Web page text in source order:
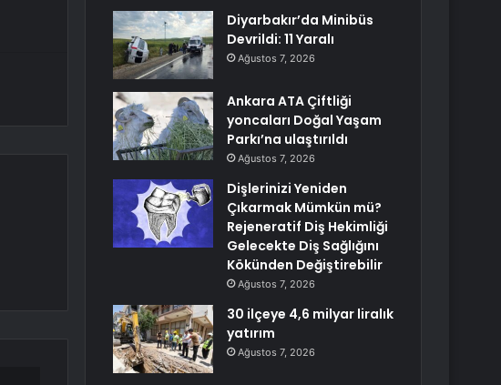
Diyarbakır’da Minibüs
Devrildi: 11 Yaralı
Ağustos 7, 2026
Ankara ATA Çiftliği
yoncaları Doğal Yaşam
Parkı’na ulaştırıldı
Ağustos 7, 2026
Dişlerinizi Yeniden
Çıkarmak Mümkün mü?
Rejeneratif Diş Hekimliği
Gelecekte Diş Sağlığını
Kökünden Değiştirebilir
Ağustos 7, 2026
30 ilçeye 4,6 milyar liralık
yatırım
Ağustos 7, 2026